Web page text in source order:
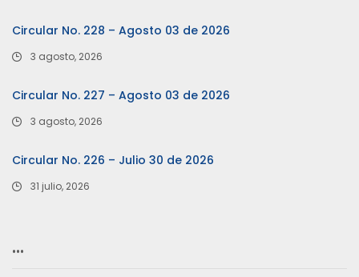
Circular No. 228 – Agosto 03 de 2026
3 agosto, 2026
Circular No. 227 – Agosto 03 de 2026
3 agosto, 2026
Circular No. 226 – Julio 30 de 2026
31 julio, 2026
…